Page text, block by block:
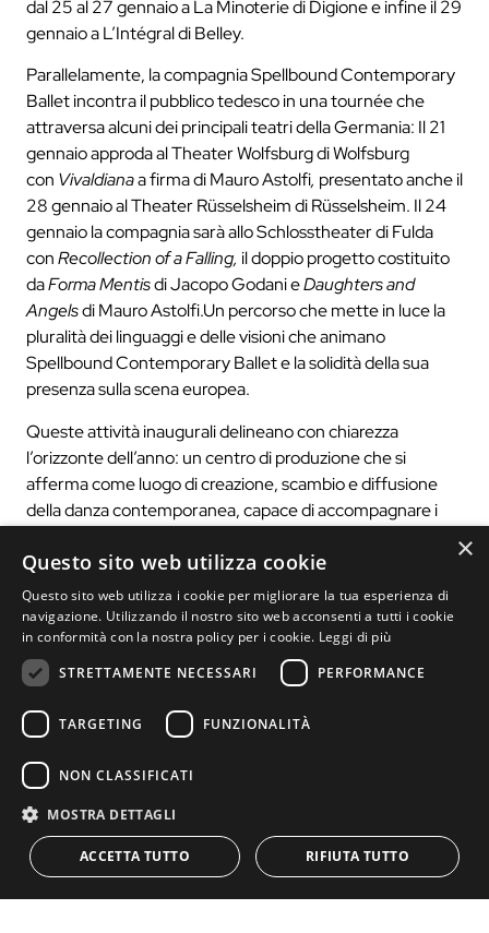
dal 25 al 27 gennaio a La Minoterie di Digione e infine il 29
gennaio a L’Intégral di Belley.
Parallelamente, la compagnia Spellbound Contemporary
Ballet incontra il pubblico tedesco in una tournée che
attraversa alcuni dei principali teatri della Germania: Il 21
gennaio approda al Theater Wolfsburg di Wolfsburg
con Vivaldianaa firma di Mauro Astolfi, presentato anche il
28 gennaio al Theater Rüsselsheim di Rüsselsheim. Il 24
gennaio la compagnia sarà allo Schlosstheater di Fulda
conRecollection of a Falling, il doppio progetto costituito
daForma Mentisdi Jacopo Godani eDaughters and
Angelsdi Mauro Astolfi.Un percorso che mette in luce la
pluralità dei linguaggi e delle visioni che animano
Spellbound Contemporary Ballet e la solidità della sua
presenza sulla scena europea.
Queste attività inaugurali delineano con chiarezza
l’orizzonte dell’anno: un centro di produzione che si
afferma come luogo di creazione, scambio e diffusione
della danza contemporanea, capace di accompagnare i
internazionali.
ph Vito Lorusso_MilanOltre25
SPELLBOUND CONTEMPORARY BALLET
CALENDARIO
21 Gennaio
Vivaldiana
di Mauro Astolfi
Theater Wolfsburg/Wolfsburg
24 Gennaio
Recollection of a Falling:
Forma Mentisdi Jacopo Godani
×
Questo sito web utilizza cookie
Questo sito web utilizza i cookie per migliorare la tua esperienza di
navigazione. Utilizzando il nostro sito web acconsenti a tutti i cookie
in conformità con la nostra policy per i cookie. Leggi di più
STRETTAMENTE NECESSARI
PERFORMANCE
TARGETING FUNZIONALITÀ
NON CLASSIFICATI
MOSTRA DETTAGLI
ACCETTA TUTTO RIFIUTA TUTTO